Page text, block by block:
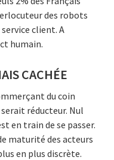
des robots
client. A
humain.
CACHÉE
du coin
réducteur. Nul
en train de se passer.
maturité des acteurs
en plus discrète.